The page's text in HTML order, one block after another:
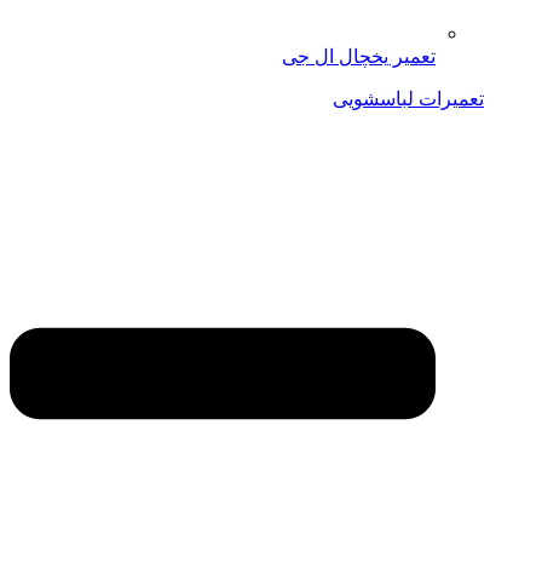
تعمیر یخچال ال جی
تعمیرات لباسشویی